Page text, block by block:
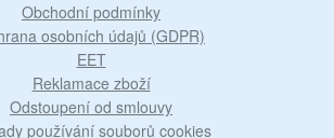
Obchodní podmínky
osobních údajů (GDPR)
EET
Reklamace zboží
Odstoupení od smlouvy
používání souborů cookies